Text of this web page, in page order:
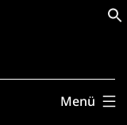
Menü